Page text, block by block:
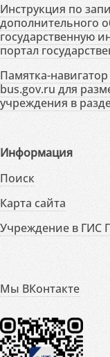
Инструкция по
дополнительного
государственную
портал
Памятка-
bus.gov.ru для
учреждения в
Информация
Поиск
Карта сайта
Учреждение в ГИС
Мы ВКонтакте